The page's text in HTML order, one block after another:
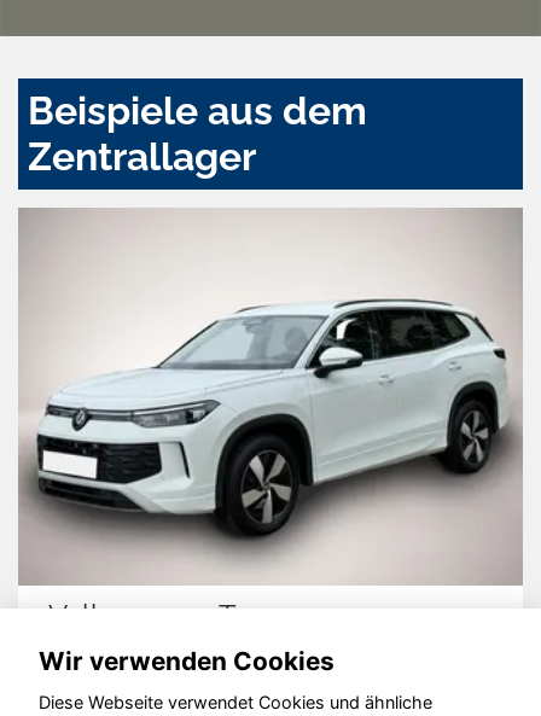
Beispiele aus dem
Zentrallager
Volkswagen Tayron
Wir verwenden Cookies
Diese Webseite verwendet Cookies und ähnliche